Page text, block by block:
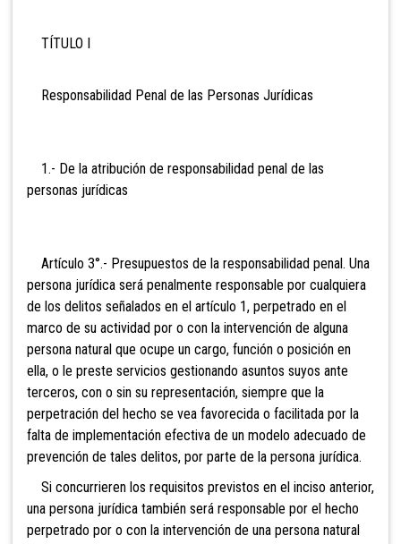
TÍTULO I
Responsabilidad Penal de las Personas Jurídicas
1.- De la atribución de responsabilidad penal de las
personas jurídicas
Artículo 3°.- Presupuestos de la responsabilidad penal. Una
persona jurídica será penalmente responsable por cualquiera
de los delitos señalados en el artículo 1, perpetrado en el
marco de su actividad por o con la intervención de alguna
persona natural que ocupe un cargo, función o posición en
ella, o le preste servicios gestionando asuntos suyos ante
terceros, con o sin su representación, siempre que la
perpetración del hecho se vea favorecida o facilitada por la
falta de implementación efectiva de un modelo adecuado de
prevención de tales delitos, por parte de la persona jurídica.
Si concurrieren los requisitos previstos en el inciso anterior,
una persona jurídica también será responsable por el hecho
perpetrado por o con la intervención de una persona natural